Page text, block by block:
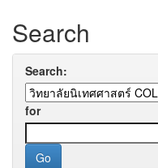
Search
Search:
for